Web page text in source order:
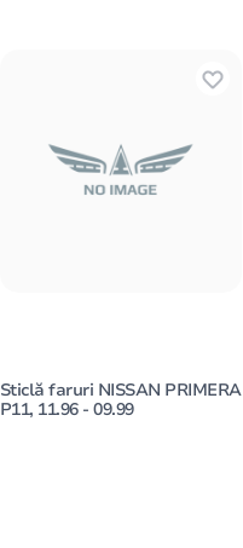
Sticlă faruri NISSAN PRIMERA
P11, 11.96 - 09.99